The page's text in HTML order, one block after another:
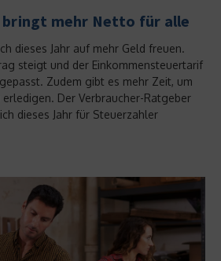
bringt mehr Netto für alle
dieses Jahr auf mehr Geld freuen.
steigt und der Einkommensteuertarif
Zudem gibt es mehr Zeit, um
Der Verbraucher-Ratgeber
dieses Jahr für Steuerzahler